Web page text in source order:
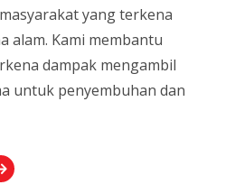
yang terkena
alam. Kami membantu
dampak mengambil
untuk penyembuhan dan